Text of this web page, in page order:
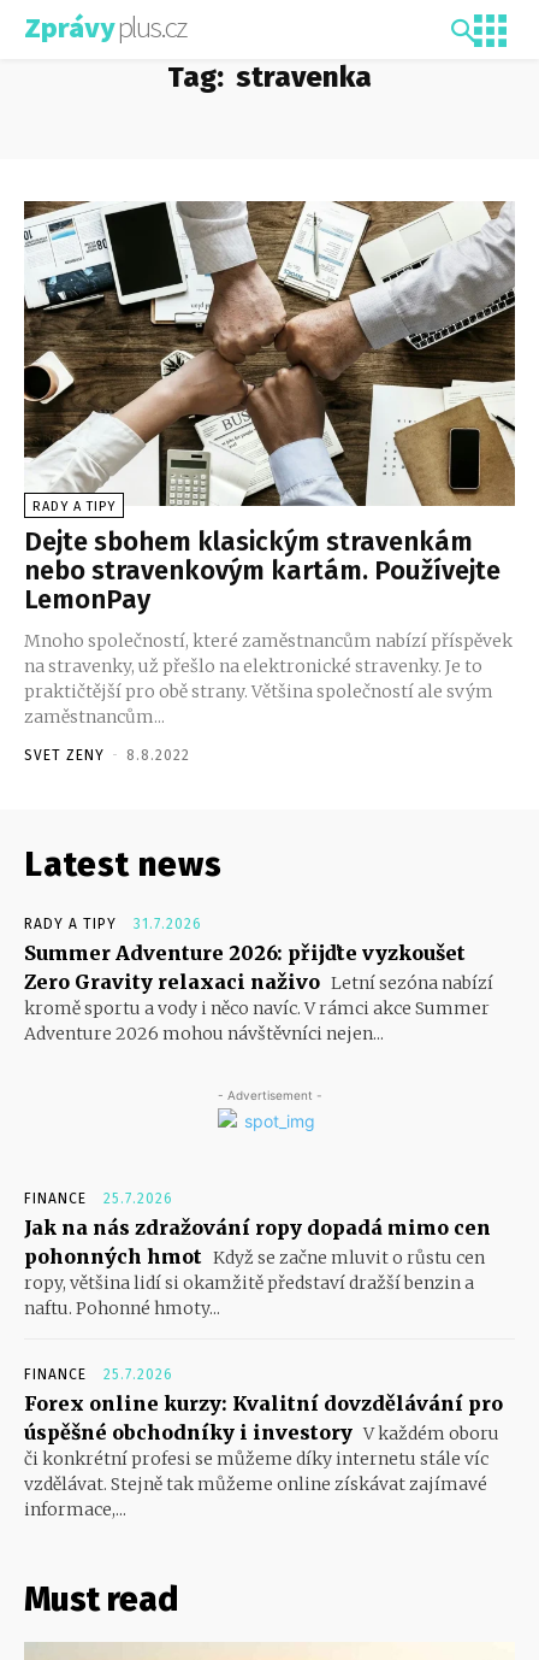
Zprávyplus.cz
Tag: stravenka
RADY A TIPY
Dejte sbohem klasickým stravenkám
nebo stravenkovým kartám. Používejte
LemonPay
Mnoho společností, které zaměstnancům nabízí příspěvek
na stravenky, už přešlo na elektronické stravenky. Je to
praktičtější pro obě strany. Většina společností ale svým
zaměstnancům...
SVET ZENY - 8.8.2022
Latest news
RADY A TIPY 31.7.2026
Summer Adventure 2026: přijďte vyzkoušet
Zero Gravity relaxaci naživo Letní sezóna nabízí
kromě sportu a vody i něco navíc. V rámci akce Summer
Adventure 2026 mohou návštěvníci nejen...
- Advertisement -
FINANCE 25.7.2026
Jak na nás zdražování ropy dopadá mimo cen
pohonných hmot Když se začne mluvit o růstu cen
ropy, většina lidí si okamžitě představí dražší benzin a
naftu. Pohonné hmoty...
FINANCE 25.7.2026
Forex online kurzy: Kvalitní dovzdělávání pro
úspěšné obchodníky i investory V každém oboru
či konkrétní profesi se můžeme díky internetu stále víc
vzdělávat. Stejně tak můžeme online získávat zajímavé
informace,...
Must read